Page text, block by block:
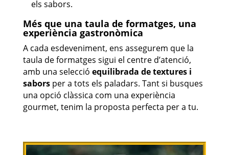
els sabors.
Més que una taula de formatges, una
experiència gastronòmica
A cada esdeveniment, ens assegurem que la
taula de formatges sigui el centre d’atenció,
amb una selecció equilibrada de textures i
saborsper a tots els paladars. Tant si busques
una opció clàssica com una experiència
gourmet, tenim la proposta perfecta per a tu.